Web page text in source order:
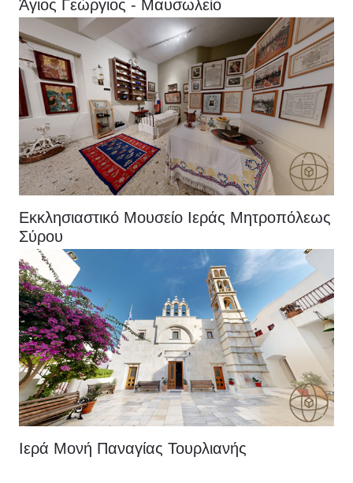
Άγιος Γεώργιος - Μαυσωλείο
Εκκλησιαστικό Μουσείο Ιεράς Μητροπόλεως
Σύρου
Ιερά Μονή Παναγίας Τουρλιανής